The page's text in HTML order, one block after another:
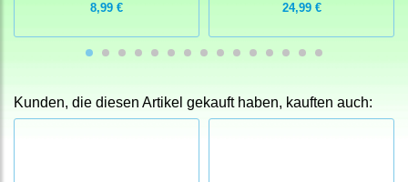
8,99 € 24,99 €
Kunden, die diesen Artikel gekauft haben, kauften auch: